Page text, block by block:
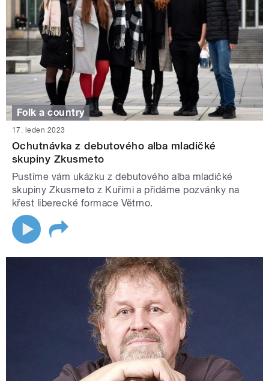
Folk a country
17. leden 2023
Ochutnávka z debutového alba mladičké
skupiny Zkusmeto
Pustíme vám ukázku z debutového alba mladičké
skupiny Zkusmeto z Kuřimi a přidáme pozvánky na
křest liberecké formace Větrno.